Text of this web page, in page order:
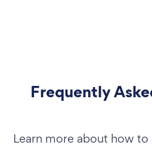
Frequently
Learn more about how